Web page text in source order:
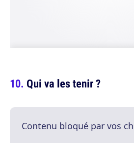
Qui va les tenir ?
Contenu bloqué par vos